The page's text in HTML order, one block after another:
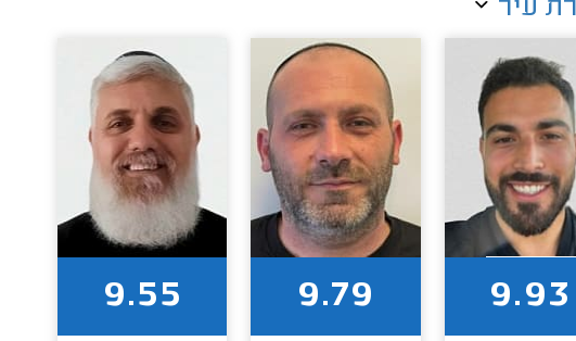
עיר
9.93
9.79
9.55